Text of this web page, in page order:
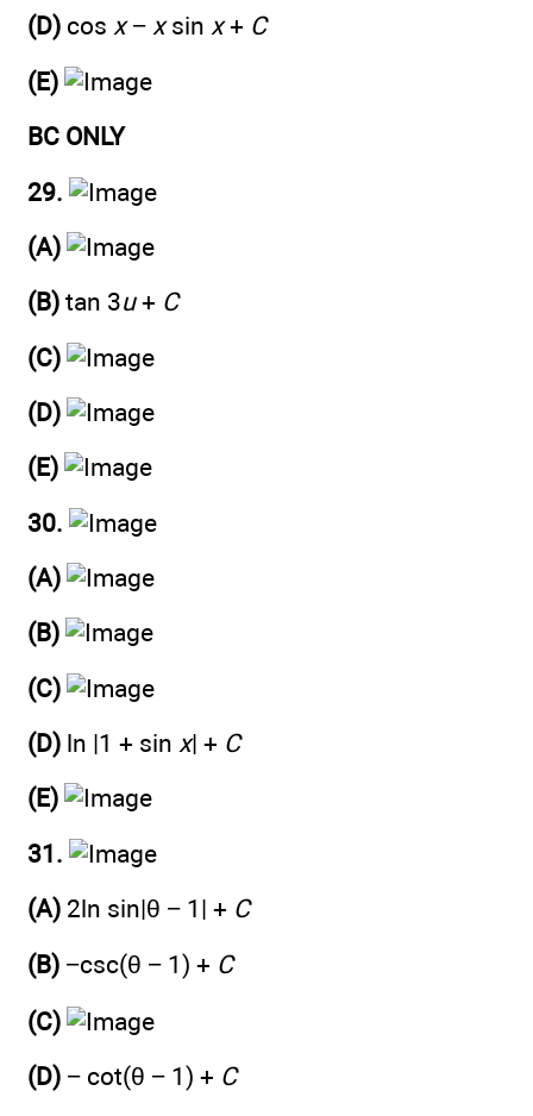
(D) cos x − x sin x + C
(E)
BC ONLY
29.
(A)
(B) tan 3u + C
(C)
(D)
(E)
30.
(A)
(B)
(C)
(D) ln |1 + sin x| + C
(E)
31.
(A) 2ln sin|θ − 1| + C
(B) −csc(θ − 1) + C
(C)
(D) − cot(θ − 1) + C